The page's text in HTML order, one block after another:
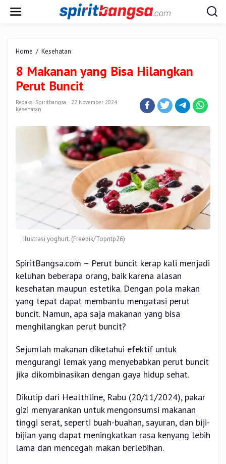
Home / Kesehatan
yang
Bisa
Hilangkan
Perut
8 Makanan yang Bisa Hilangkan
Perut Buncit
Redaksi Spiritbangsa
22 November 2024
Kesehatan
Ilustrasi yoghurt. (Freepik/Topntp26)
SpiritBangsa.com – Perut buncit kerap kali menjadi
keluhan beberapa orang, baik karena alasan
kesehatan maupun estetika. Dengan pola makan
yang tepat dapat membantu mengatasi perut
buncit. Namun, apa saja makanan yang bisa
menghilangkan perut buncit?
Sejumlah makanan diketahui efektif untuk
mengurangi lemak yang menyebabkan perut buncit
jika dikombinasikan dengan gaya hidup sehat.
Dikutip dari Healthline, Rabu (20/11/2024), pakar
gizi menyarankan untuk mengonsumsi makanan
tinggi serat, seperti buah-buahan, sayuran, dan biji-
bijian yang dapat meningkatkan rasa kenyang lebih
lama dan mencegah makan berlebihan.